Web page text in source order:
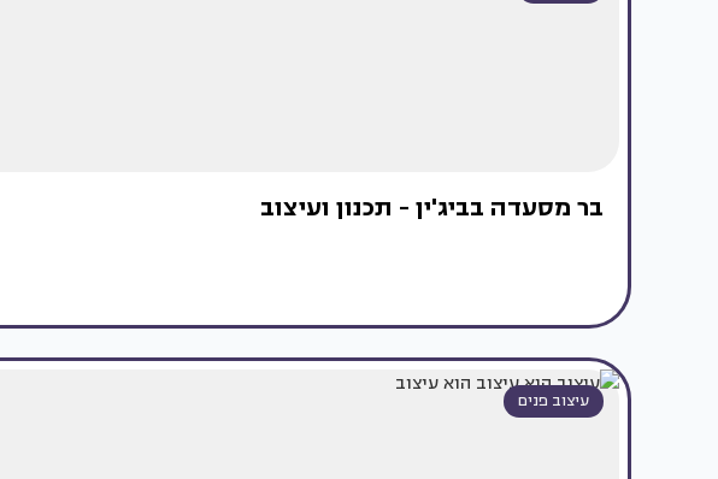
בר מסעדה בביג'ין - תכנון ועיצוב
עיצוב פנים